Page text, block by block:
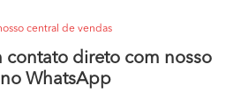
central de vendas
contato direto com nosso
WhatsApp